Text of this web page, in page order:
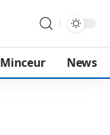
Minceur News